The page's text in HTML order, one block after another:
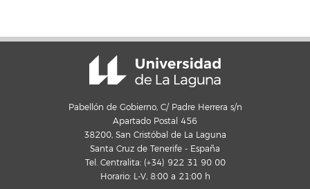
Pabellón de Gobierno, C/ Padre Herrera s/n
Apartado Postal 456
38200, San Cristóbal de La Laguna
Santa Cruz de Tenerife - España
Tel. Centralita: (+34) 922 31 90 00
Horario: L-V, 8:00 a 21:00 h